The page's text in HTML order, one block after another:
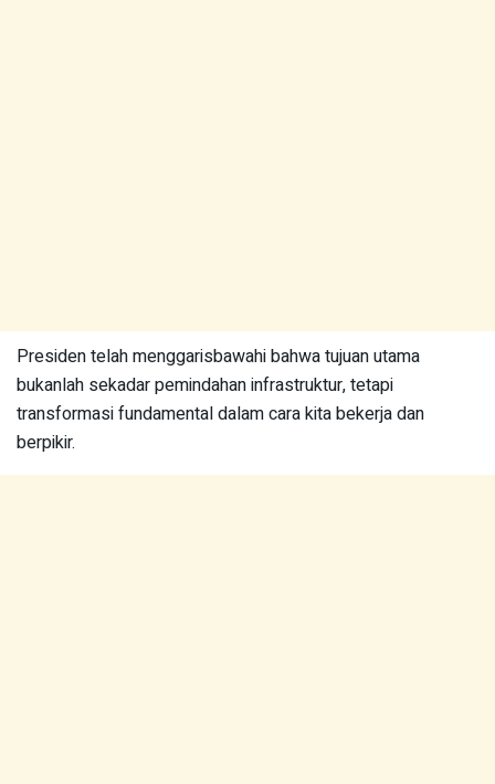
Presiden telah menggarisbawahi bahwa tujuan utama
bukanlah sekadar pemindahan infrastruktur, tetapi
transformasi fundamental dalam cara kita bekerja dan
berpikir.